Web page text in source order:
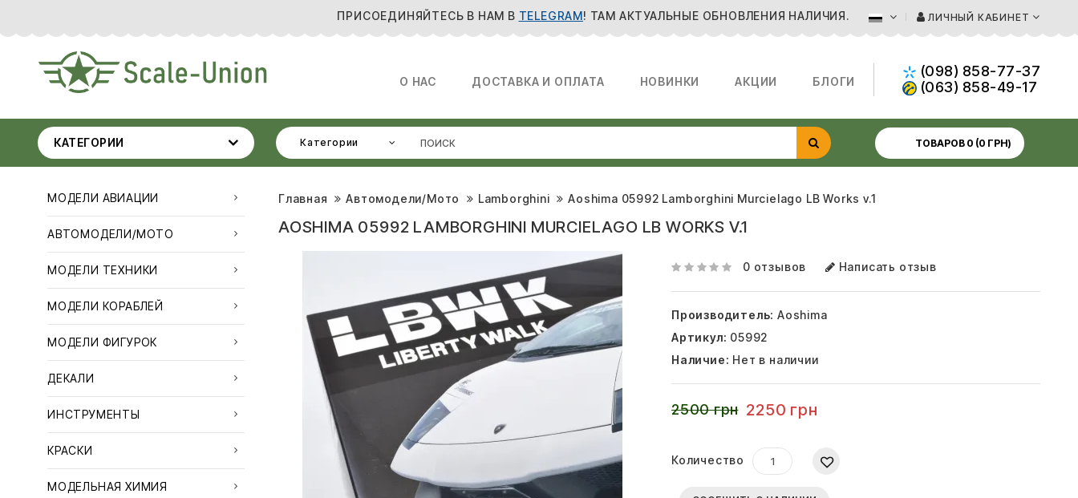
ПРИСОЕДИНЯЙТЕСЬ В НАМ В TELEGRAM! ТАМ АКТУАЛЬНЫЕ ОБНОВЛЕНИЯ НАЛИЧИЯ. ЛИЧНЫЙ КАБИНЕТ
(098) 858-77-37
(063) 858-49-17
О НАС ДОСТАВКА И ОПЛАТА НОВИНКИ АКЦИИ БЛОГИ
КАТЕГОРИИ Категории ТОВАРОВ 0 (0 ГРН)
МОДЕЛИ АВИАЦИИ
АВТОМОДЕЛИ/МОТО
МОДЕЛИ ТЕХНИКИ
МОДЕЛИ КОРАБЛЕЙ
МОДЕЛИ ФИГУРОК
ДЕКАЛИ
ИНСТРУМЕНТЫ
КРАСКИ
МОДЕЛЬНАЯ ХИМИЯ
Главная Автомодели/Мото Lamborghini Aoshima 05992 Lamborghini Murcielago LB Works v.1
AOSHIMA 05992 LAMBORGHINI MURCIELAGO LB WORKS V.1
0 отзывов Написать отзыв
Производитель: Aoshima
Артикул: 05992
Наличие: Нет в наличии
2500 грн 2250 грн
Количество